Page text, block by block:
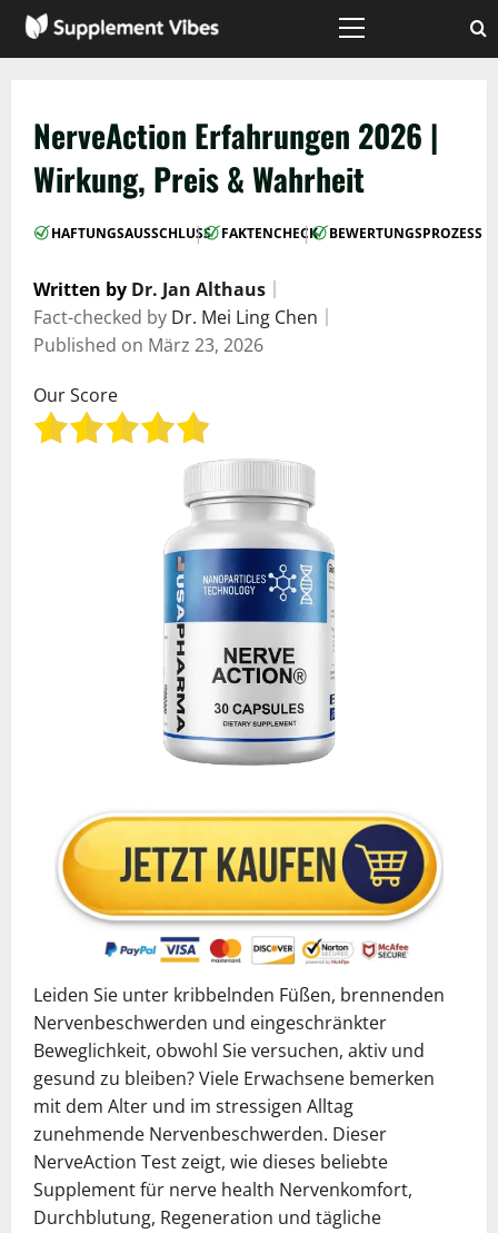
Zum
Inhalt
Hauptmenü
NerveAction Erfahrungen 2026 |
Wirkung, Preis & Wahrheit
HAFTUNGSAUSSCHLUSS
| FAKTENCHECK
| BEWERTUNGSPROZESS
Written by Dr. Jan Althaus
Fact-checked by Dr. Mei Ling Chen
Published on März 23, 2026
Our Score
Leiden Sie unter kribbelnden Füßen, brennenden
Nervenbeschwerden und eingeschränkter
Beweglichkeit, obwohl Sie versuchen, aktiv und
gesund zu bleiben? Viele Erwachsene bemerken
mit dem Alter und im stressigen Alltag
zunehmende Nervenbeschwerden. Dieser
NerveAction Test zeigt, wie dieses beliebte
Supplement für nerve health Nervenkomfort,
Durchblutung, Regeneration und tägliche